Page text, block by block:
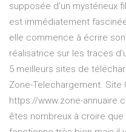
supposée d’un mystérieux
est immédiatement
elle commence à écrire
réalisatrice sur les traces
5 meilleurs sites de
Zone-Telechargement. Site
https://www.zone-
êtes nombreux à croire que